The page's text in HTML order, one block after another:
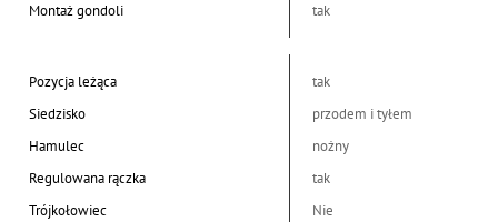
Montaż gondoli tak
Pozycja leżąca
tak
Siedzisko
przodem i tyłem
Hamulec
nożny
Regulowana rączka
tak
Trójkołowiec
Nie